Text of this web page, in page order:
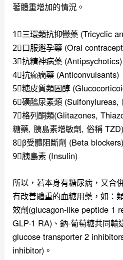
著體重增加的情況。
1⃣️三環類抗抑鬱藥 (Tricyclic
2⃣️口服避孕藥 (Oral
3⃣️抗精神病藥 (Antipsychotics)
4⃣️抗癲癇藥 (Anticonvulsants)
5⃣️糖皮質類固醇
6⃣️磺醯尿素類
7⃣️格列酮類(Glitazones,
糖藥, 胰島素增敏劑, 俗稱 TZD)
8⃣️β受體阻斷劑 (Beta blockers)
9⃣️胰島素 (Insulin)
所以，若本身有糖尿病，又合
有改善體重的血糖用藥，如：
效劑(glucagon-like peptide 1
GLP-1 RA)、鈉-葡萄糖共同輸
glucose transporter 2
inhibitor)。